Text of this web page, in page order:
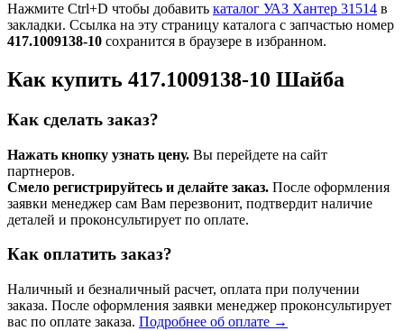
Нажмите Ctrl+D чтобы добавить каталог УАЗ Хантер 31514 в
закладки. Ссылка на эту страницу каталога с запчастью номер
417.1009138-10 сохранится в браузере в избранном.
Как купить 417.1009138-10 Шайба
Как сделать заказ?
Нажать кнопку узнать цену. Вы перейдете на сайт
партнеров.
Смело регистрируйтесь и делайте заказ. После оформления
заявки менеджер сам Вам перезвонит, подтвердит наличие
деталей и проконсультирует по оплате.
Как оплатить заказ?
Наличный и безналичный расчет, оплата при получении
заказа. После оформления заявки менеджер проконсультирует
вас по оплате заказа. Подробнее об оплате →